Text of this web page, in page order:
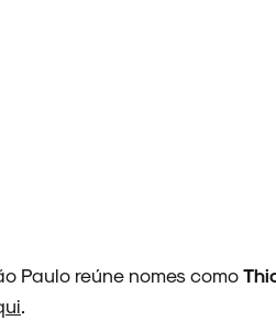
Paulo reúne nomes como